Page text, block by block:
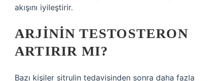
akışını iyileştirir.
ARJININ TESTOSTERON
ARTIRIR MI?
Bazı kişiler sitrulin tedavisinden sonra daha fazla